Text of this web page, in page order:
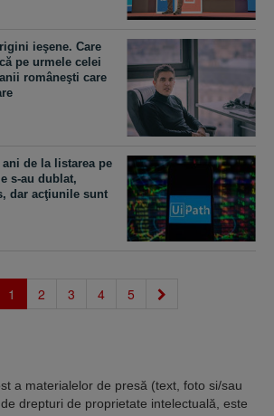
ieşene. Care
pe urmele celei
româneşti care
de la listarea pe
s-au dublat,
dar acţiunile sunt
1 (current)
2 3 4 5
a materialelor de presă (text, foto si/sau
drepturi de proprietate intelectuală, este